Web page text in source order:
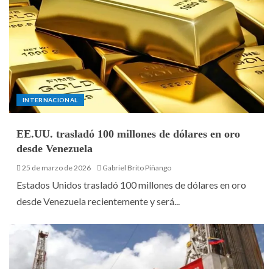
INTERNACIONAL
EE.UU. trasladó 100 millones de dólares en oro
desde Venezuela
25 de marzo de 2026 Gabriel Brito Piñango
Estados Unidos trasladó 100 millones de dólares en oro
desde Venezuela recientemente y será...